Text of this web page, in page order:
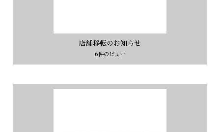
店舗移転のお知らせ
6件のビュー